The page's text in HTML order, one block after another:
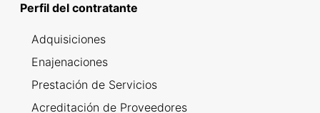
Perfil del contratante
Adquisiciones
Enajenaciones
Prestación de Servicios
Acreditación de Proveedores